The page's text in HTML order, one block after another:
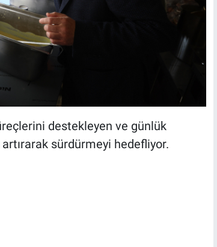
destekleyen ve günlük
sürdürmeyi hedefliyor.